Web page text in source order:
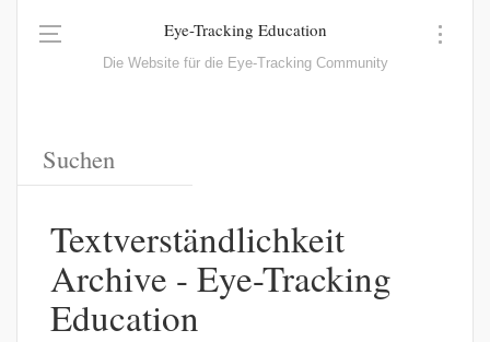
Eye-Tracking Education
Die Website für die Eye-Tracking Community
Textverständlichkeit
Archive - Eye-Tracking
Education